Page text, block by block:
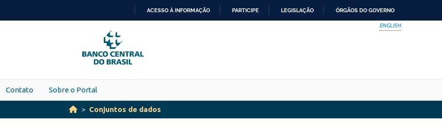
PARA
O
CONTEÚDO
ACESSO À INFORMAÇÃO PARTICIPE LEGISLAÇÃO ÓRGÃOS DO GOVERNO
ENGLISH
Contato Sobre o Portal
Conjuntos de dados